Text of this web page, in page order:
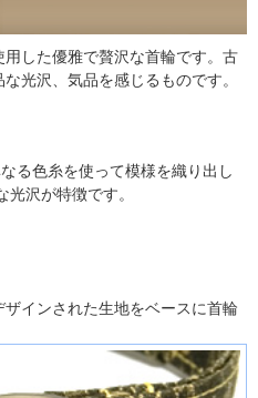
した優雅で贅沢な首輪です。古
光沢、気品を感じるものです。
る色糸を使って模様を織り出し
沢が特徴です。
インされた生地をベースに首輪